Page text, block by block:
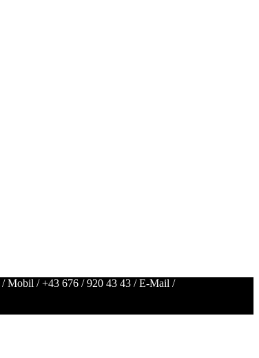
/ Mobil /+43 676 / 920 43 43 / E-Mail /